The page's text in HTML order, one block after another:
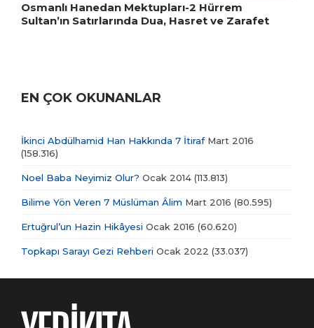
Osmanlı Hanedan Mektupları-2 Hürrem
Sultan’ın Satırlarında Dua, Hasret ve Zarafet
EN ÇOK OKUNANLAR
İkinci Abdülhamid Han Hakkında 7 İtirafMart 2016
(158.316)
Noel Baba Neyimiz Olur? Ocak 2014 (113.813)
Bilime Yön Veren 7 Müslüman Âlim Mart 2016 (80.595)
Ertuğrul’un Hazin Hikâyesi Ocak 2016 (60.620)
Topkapı Sarayı Gezi Rehberi Ocak 2022 (33.037)